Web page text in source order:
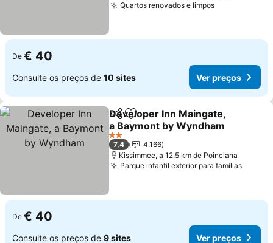
Quartos renovados e limposVer preços
De € 40
Consulte os preços de 10 sites Ver preços
PartilharAdicionar aos favoritos
Developer Inn Maingate,
a Baymont by Wyndham
Ver preços
2 Estrelas
7,4
4.166
Kissimmee, a 12.5 km de Poinciana
Parque infantil exterior para famíliasVer
De € 40
Consulte os preços de 9 sites Ver preços